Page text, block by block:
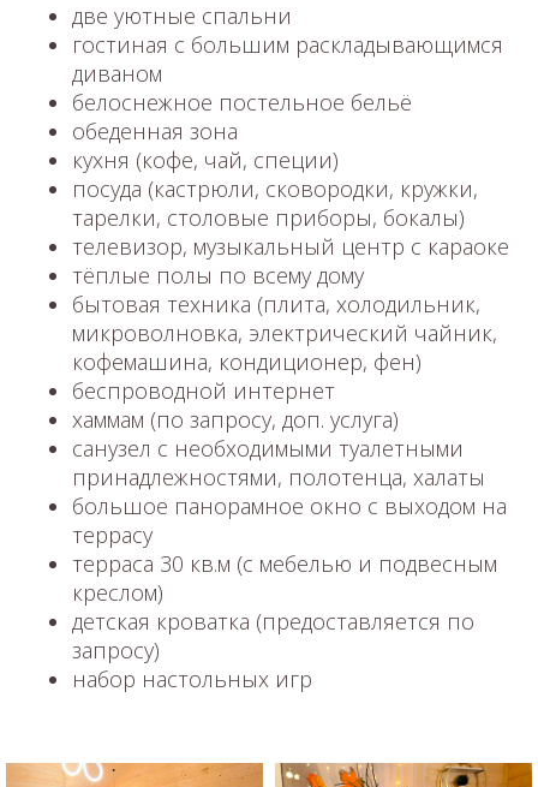
две уютные спальни
гостиная с большим раскладывающимся
диваном
белоснежное постельное бельё
обеденная зона
кухня (кофе, чай, специи)
посуда (кастрюли, сковородки, кружки,
тарелки, столовые приборы, бокалы)
телевизор, музыкальный центр с караоке
тёплые полы по всему дому
бытовая техника (плита, холодильник,
микроволновка, электрический чайник,
кофемашина, кондиционер, фен)
беспроводной интернет
хаммам (по запросу, доп. услуга)
санузел с необходимыми туалетными
принадлежностями, полотенца, халаты
большое панорамное окно с выходом на
террасу
терраса 30 кв.м (с мебелью и подвесным
креслом)
детская кроватка (предоставляется по
запросу)
набор настольных игр